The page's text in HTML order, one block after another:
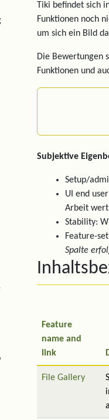
Tiki befindet sich
Funktionen noch
um sich ein Bild
Die Bewertungen
Funktionen und
Subjektive
Setup/
UI end
Arbeit
Stability:
Feature-
Spalte
Feature
name and
link
File Gallery